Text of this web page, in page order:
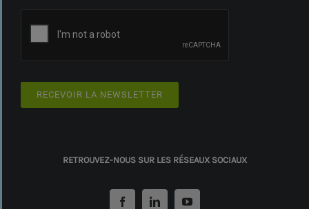
RECEVOIR LA NEWSLETTER
RETROUVEZ-NOUS SUR LES RÉSEAUX SOCIAUX